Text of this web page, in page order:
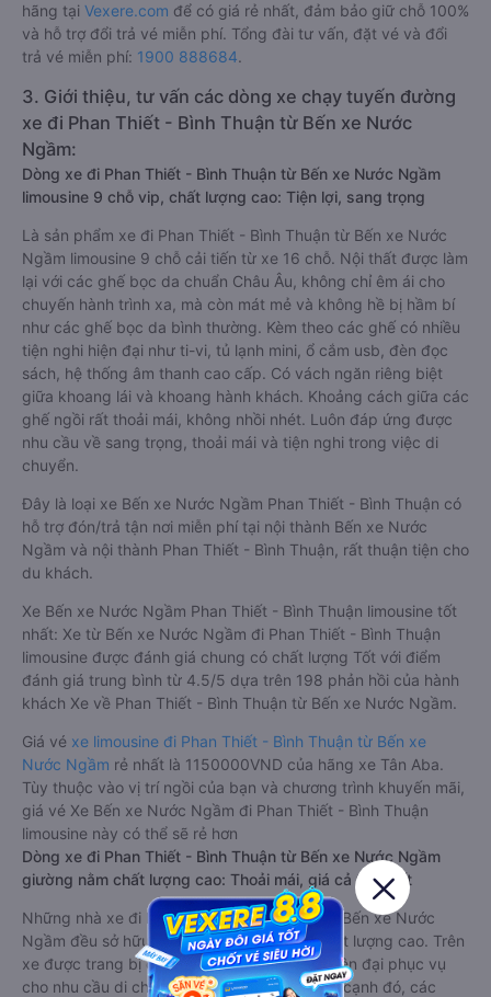
hãng tại Vexere.com để có giá rẻ nhất, đảm bảo giữ chỗ 100%
và hỗ trợ đổi trả vé miễn phí. Tổng đài tư vấn, đặt vé và đổi
trả vé miễn phí: 1900 888684.
3. Giới thiệu, tư vấn các dòng xe chạy tuyến đường
xe đi Phan Thiết - Bình Thuận từ Bến xe Nước
Ngầm:
Dòng xe đi Phan Thiết - Bình Thuận từ Bến xe Nước Ngầm
limousine 9 chỗ vip, chất lượng cao: Tiện lợi, sang trọng
Là sản phẩm xe đi Phan Thiết - Bình Thuận từ Bến xe Nước
Ngầm limousine 9 chỗ cải tiến từ xe 16 chỗ. Nội thất được làm
lại với các ghế bọc da chuẩn Châu Âu, không chỉ êm ái cho
chuyến hành trình xa, mà còn mát mẻ và không hề bị hầm bí
như các ghế bọc da bình thường. Kèm theo các ghế có nhiều
tiện nghi hiện đại như ti-vi, tủ lạnh mini, ổ cắm usb, đèn đọc
sách, hệ thống âm thanh cao cấp. Có vách ngăn riêng biệt
giữa khoang lái và khoang hành khách. Khoảng cách giữa các
ghế ngồi rất thoải mái, không nhồi nhét. Luôn đáp ứng được
nhu cầu về sang trọng, thoải mái và tiện nghi trong việc di
chuyển.
Đây là loại xe Bến xe Nước Ngầm Phan Thiết - Bình Thuận có
hỗ trợ đón/trả tận nơi miễn phí tại nội thành Bến xe Nước
Ngầm và nội thành Phan Thiết - Bình Thuận, rất thuận tiện cho
du khách.
Xe Bến xe Nước Ngầm Phan Thiết - Bình Thuận limousine tốt
nhất: Xe từ Bến xe Nước Ngầm đi Phan Thiết - Bình Thuận
limousine được đánh giá chung có chất lượng Tốt với điểm
đánh giá trung bình từ 4.5/5 dựa trên 198 phản hồi của hành
khách Xe về Phan Thiết - Bình Thuận từ Bến xe Nước Ngầm.
Giá vé xe limousine đi Phan Thiết - Bình Thuận từ Bến xe
Nước Ngầm rẻ nhất là 1150000VND của hãng xe Tân Aba.
Tùy thuộc vào vị trí ngồi của bạn và chương trình khuyến mãi,
giá vé Xe Bến xe Nước Ngầm đi Phan Thiết - Bình Thuận
limousine này có thể sẽ rẻ hơn
Dòng xe đi Phan Thiết - Bình Thuận từ Bến xe Nước Ngầm
giường nằm chất lượng cao: Thoải mái, giá cả tốt nhất
Những nhà xe đi Phan Thiết - Bình Thuận từ Bến xe Nước
Ngầm đều sở hữu những xe giường nằm chất lượng cao. Trên
xe được trang bị đầy đủ các trang thiết bị hiện đại phục vụ
cho nhu cầu di chuyển của hành khách. Bên cạnh đó, các